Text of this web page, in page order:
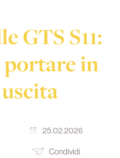
GTS S11:
in
25.02.2026
Condividi